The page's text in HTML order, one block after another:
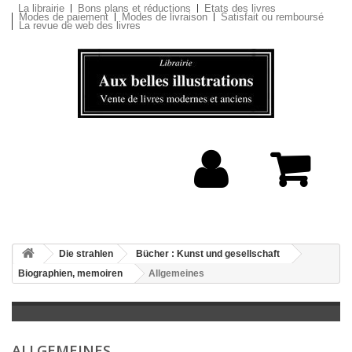
La librairie Bons plans et réductions Etats des livres
Modes de paiement Modes de livraison Satisfait ou remboursé
La revue de web des livres
Die strahlen
Bücher : Kunst und gesellschaft
Biographien, memoiren
Allgemeines